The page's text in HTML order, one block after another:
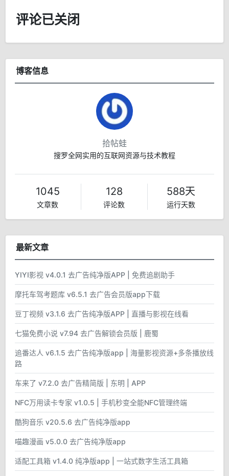
评论已关闭
博客信息
拾帖蛙
搜罗全网实用的互联网资源与技术教程
1045
文章数
128
评论数
588天
运行天数
最新文章
YIYI影视 v4.0.1 去广告纯净版APP | 免费追剧助手
摩托车驾考题库 v6.5.1 去广告会员版app下载
豆丁视频 v3.1.6 去广告纯净版APP | 直播与影视在线看
七猫免费小说 v7.94 去广告解锁会员版 | 鹿蜀
追番达人 v6.1.5 去广告纯净版app | 海量影视资源+多条播放线
路
车来了 v7.2.0 去广告精简版 | 东明 | APP
NFC万用读卡专家 v1.0.5 | 手机秒变全能NFC管理终端
酷狗音乐 v20.5.6 去广告纯净版app
喵趣漫画 v5.0.0 去广告纯净版app
适配工具箱 v1.4.0 纯净版app | 一站式数字生活工具箱